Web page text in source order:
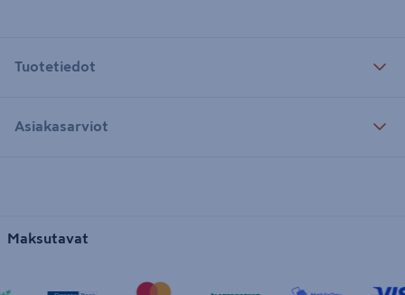
Tuotetiedot
Asiakasarviot
Maksutavat